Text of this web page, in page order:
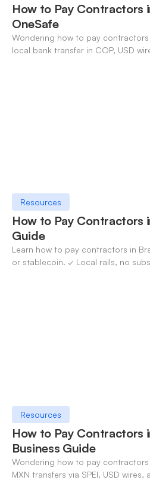
How to Pay Contractors
OneSafe
Wondering how to pay
local bank transfer in COP, USD
Resources
How to Pay Contractors
Guide
Learn how to pay contractors in
or stablecoin. ✓ Local rails, no
Resources
How to Pay Contractors
Business Guide
Wondering how to pay contractors
MXN transfers via SPEI, USD